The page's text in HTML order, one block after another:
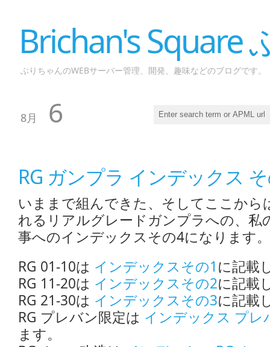
Brichan's Square
ぶりちゃんのWEBサーバー管理、開発、趣味などのブログです。
8月 6
RG ガンプラ インデックス
いままで組んできた、そしてここから
れるリアルグレードガンプラへの、私
事へのインデックスその4になります。
RG 01-10は インデックスその1 に記載
RG 11-20は インデックスその2に記載
RG 21-30は インデックスその3に記載
RG プレバン限定は インデックス プレ
ます。